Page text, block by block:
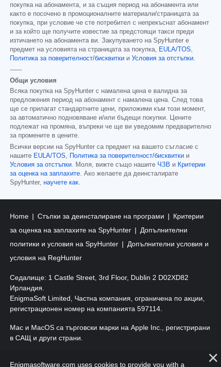
покупка на абонамента, и за същия период на абонамента или
както е посочено в промоционалните материали/страницата за
покупка, при условие че сте потребител с непрекъснат абонамент
и за който ще получите известие за предстоящи такси преди
изтичането на абонамента ви. Закупуването на SpyHunter е
предмет на условията на страницата за покупка,
EULA/TOS
Политика за поверителност/бисквитки и Условия за отстъпки
------
Общи условия
Всяка покупка на SpyHunter с намалена цена е валидна за
предложения период на абонамент с намалена цена. След това
ще се прилагат стандартните цени, приложими към този момент,
за автоматично подновяване и/или бъдещи покупки. Цените
подлежат на промяна, въпреки че ще ви уведомим предварително
за промените в цените.
Всички версии на SpyHunter са предмет на вашето съгласие с
нашите EULA/TOS Политика за поверителност/бисквитки и
Условия за отстъпки . Моля, вижте също нашите ЧЗВ и Критерии
за оценка на заплахите . Ако желаете да деинсталирате
SpyHunter, научете как
Home Стъпки за деинсталиране на програми
Критерии
за оценка на заплахите на SpyHunter
Допълнителни
политики и условия на SpyHunter
Допълнителни условия и
условия на RegHunter
Седалище: 1 Castle Street, 3rd Floor, Dublin 2 D02XD82
Ирландия.
EnigmaSoft Limited, Частна компания, ограничена по акции,
регистрационен номер на компанията 597114.
Mac и MacOS са търговски марки на Apple Inc., регистрирани
в САЩ и други страни.
Enigmasoftware.com uses cookies to provide you with a